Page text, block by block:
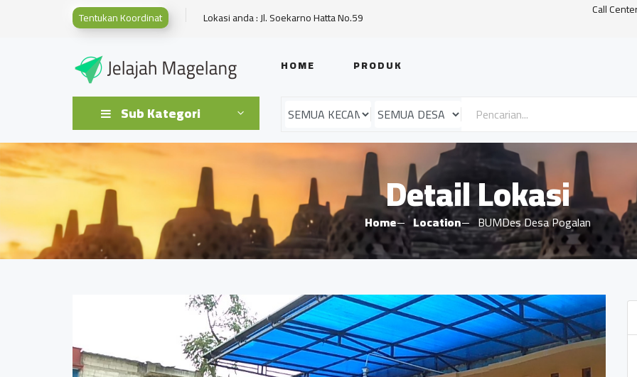
Tentukan Koordinat Lokasi anda : Jl. Soekarno Hatta No.59 Call
HOME PRODUK
Sub Kategori
Detail Lokasi
Home Location BUMDes Desa Pogalan